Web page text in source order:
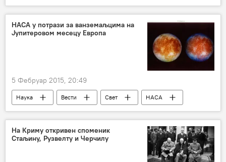
палеонтологија
НАСА у потрази за ванземаљцима на
Јупитеровом месецу Европа
5 Фебруар 2015, 20:49
Наука Вести Свет НАСА
На Криму откривен споменик
Стаљину, Рузвелту и Черчилу